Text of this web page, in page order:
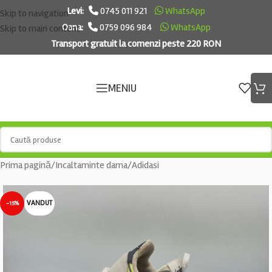
Skip to navigation
Skip to main content
Levi: 0745 011 921
WhatsApp
Oana:
0759 096 984
WhatsApp
Transport gratuit la comenzi peste 220 RON
MENIU
Prima pagină/Incaltaminte dama/Adidasi
-15% VANDUT